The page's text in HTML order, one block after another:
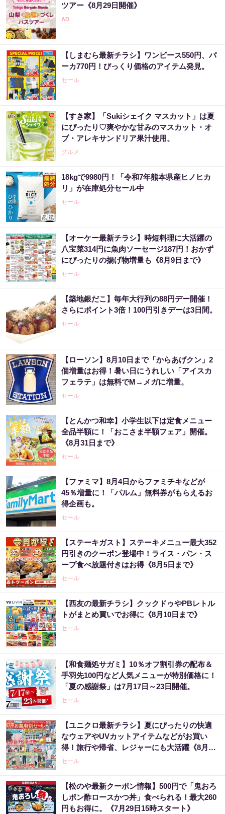
ツアー《8月29日開催》
【しまむら最新チラシ】ワンピース550円、パ
ーカ770円！びっくり価格のアイテム発見。
セール
【すき家】「Sukiシェイク マスカット」は夏
にぴったり♡爽やかな甘みのマスカット・オ
ブ・アレキサンドリア果汁使用。
グルメ
18kgで9980円！「令和7年熊本県産ヒノヒカ
リ」が在庫処分セール中
セール
【オーケー最新チラシ】時短料理に大活躍の
八宝菜314円に魚肉ソーセージ187円！おかず
にぴったりの揚げ物増量も《8月9日まで》
セール
【築地銀だこ】毎年大行列の88円デー開催！
さらにポイント3倍！100円引きデーは3日間。
セール
【ローソン】8月10日まで「からあげクン」2
個増量はお得！暑い日にうれしい「アイスカ
フェラテ」は無料でM→メガに増量。
セール
【とんかつ和幸】小学生以下は定食メニュー
全品半額に！「おこさま半額フェア」開催。
《8月31日まで》
セール
【ファミマ】8月4日からファミチキなどが
45％増量に！「パルム」無料券がもらえるお
得企画も。
セール
【ステーキガスト】ステーキメニュー最大352
円引きのクーポン登場中！ライス・パン・ス
ープ食べ放題付きはお得《8月5日まで》
セール
【西友の最新チラシ】クックドゥやPBレトル
トがまとめ買いでお得に《8月10日まで》
セール
【和食麺処サガミ】10％オフ割引券の配布＆
手羽先100円など人気メニューが特別価格に！
「夏の感謝祭」は7月17日～23日開催。
セール
【ユニクロ最新チラシ】夏にぴったりの快適
なウェアやUVカットアイテムなどがお買い
得！旅行や帰省、レジャーにも大活躍《8月13
日まで》
セール
【松のや最新クーポン情報】500円で「鬼おろ
しポン酢ロースかつ丼」食べられる！最大260
円もお得に。《7月29日15時スタート》